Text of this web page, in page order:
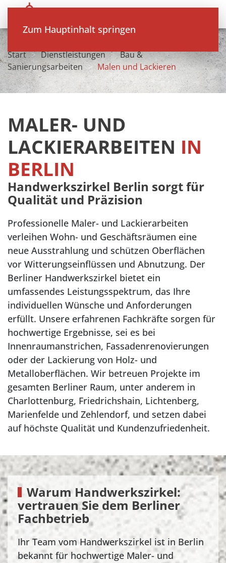
Zum Hauptinhalt springen
Start Dienstleistungen
Bau &
Sanierungsarbeiten
Malen und Lackieren
MALER- UND
LACKIERARBEITEN IN
BERLIN
Handwerkszirkel Berlin sorgt für
Qualität und Präzision
Professionelle Maler- und Lackierarbeiten
verleihen Wohn- und Geschäftsräumen eine
neue Ausstrahlung und schützen Oberflächen
vor Witterungseinflüssen und Abnutzung. Der
Berliner Handwerkszirkel bietet ein
umfassendes Leistungsspektrum, das Ihre
individuellen Wünsche und Anforderungen
erfüllt. Unsere erfahrenen Fachkräfte sorgen für
hochwertige Ergebnisse, sei es bei
Innenraumanstrichen, Fassadenrenovierungen
oder der Lackierung von Holz- und
Metalloberflächen. Wir betreuen Projekte im
gesamten Berliner Raum, unter anderem in
Charlottenburg, Friedrichshain, Lichtenberg,
Marienfelde und Zehlendorf, und setzen dabei
auf höchste Qualität und Kundenzufriedenheit.
Warum Handwerkszirkel:
vertrauen Sie dem Berliner
Fachbetrieb
Ihr Team vom Handwerkszirkel ist in Berlin
bekannt für hochwertige Maler- und